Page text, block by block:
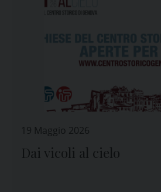
19 Maggio 2026
Dai vicoli al cielo